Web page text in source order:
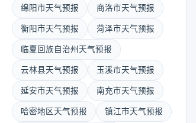
绵阳市天气预报 商洛市天气预报
衡阳市天气预报 菏泽市天气预报
临夏回族自治州天气预报
云林县天气预报 玉溪市天气预报
延安市天气预报 南充市天气预报
哈密地区天气预报 镇江市天气预报